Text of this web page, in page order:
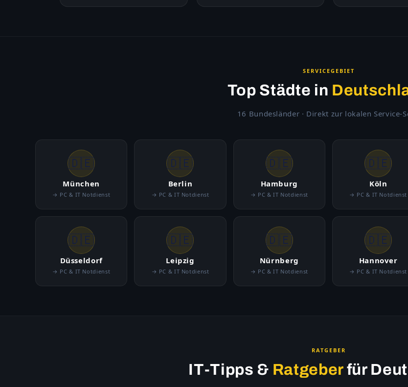
SERVICEGEBIET
Top Städte in
16 Bundesländer · Direkt zur lokalen Service-
🇩🇪
München
→ PC & IT Notdienst
🇩🇪
Berlin
→ PC & IT Notdienst
🇩🇪
Hamburg
→ PC & IT Notdienst
🇩🇪
Köln
→ PC & IT Notdienst
🇩🇪
Düsseldorf
→ PC & IT Notdienst
🇩🇪
Leipzig
→ PC & IT Notdienst
🇩🇪
Nürnberg
→ PC & IT Notdienst
🇩🇪
Hannover
→ PC & IT Notdienst
RATGEBER
IT-Tipps & Ratgeberfür